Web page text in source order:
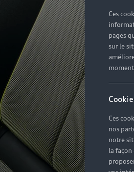
Ces
pages
sur le
Ces
nos
notre
la façon